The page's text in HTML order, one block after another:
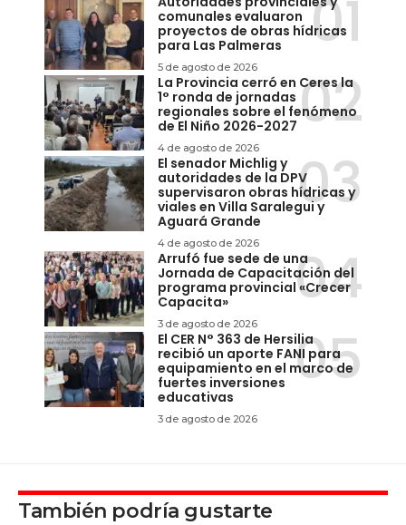
comunales evaluaron
proyectos de obras hídricas
para Las Palmeras
5 de agosto de 2026
La Provincia cerró en Ceres la
1° ronda de jornadas
regionales sobre el fenómeno
de El Niño 2026-2027
4 de agosto de 2026
El senador Michlig y
autoridades de la DPV
supervisaron obras hídricas y
viales en Villa Saralegui y
Aguará Grande
4 de agosto de 2026
Arrufó fue sede de una
Jornada de Capacitación del
programa provincial «Crecer
Capacita»
3 de agosto de 2026
El CER N° 363 de Hersilia
recibió un aporte FANI para
equipamiento en el marco de
fuertes inversiones
educativas
3 de agosto de 2026
También podría gustarte